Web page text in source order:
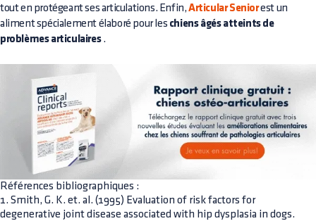
tout en protégeant ses articulations. Enfin,Articular Seniorest un
aliment spécialement élaboré pour les chiens âgés atteints de
problèmes articulaires.
Références bibliographiques :
1. Smith, G. K. et. al. (1995) Evaluation of risk factors for
degenerative joint disease associated with hip dysplasia in dogs.